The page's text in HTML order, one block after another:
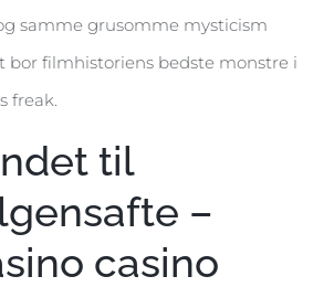
samme grusomme mysticism
bor filmhistoriens bedste monstre i
freak.
til
–
casino